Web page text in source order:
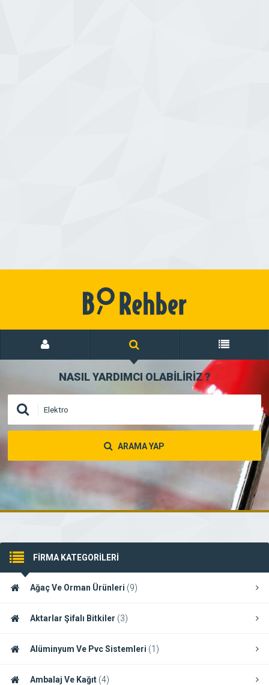
NASIL YARDIMCI OLABİLİRİZ?
ARAMA YAP
FİRMA KATEGORİLERİ
Ağaç Ve Orman Ürünleri (9)
Aktarlar Şifalı Bitkiler (3)
Alüminyum Ve Pvc Sistemleri (1)
Ambalaj Ve Kağıt (4)